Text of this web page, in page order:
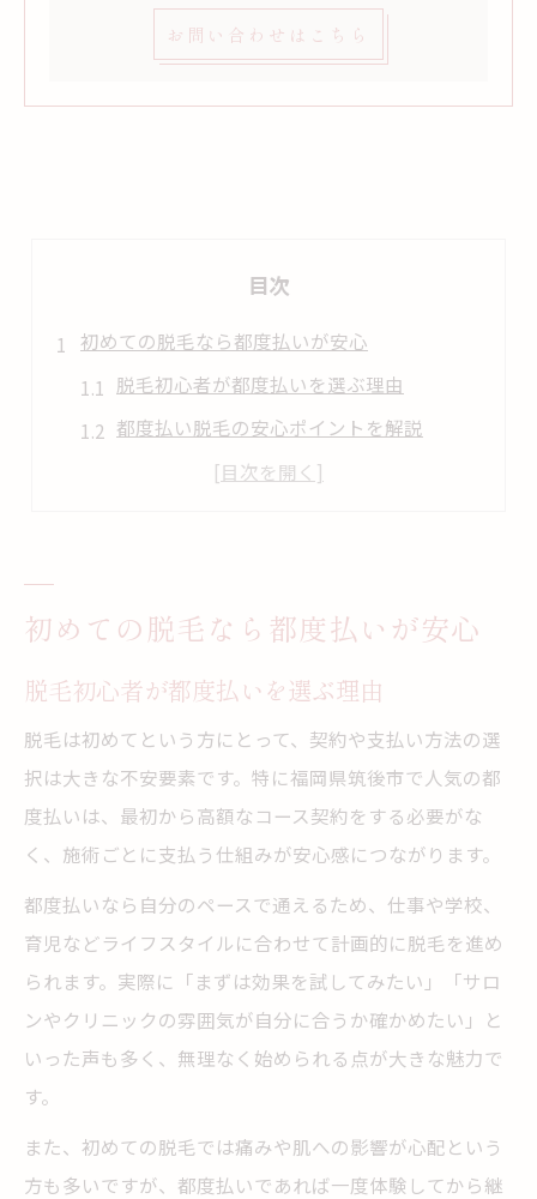
お問い合わせはこちら
目次
初めての脱毛なら都度払いが安心
脱毛初心者が都度払いを選ぶ理由
都度払い脱毛の安心ポイントを解説
初回でも試しやすい脱毛の魅力とは
脱毛を賢く選ぶためのチェックポイント
筑後市で注目の脱毛店選びのポイント
口コミでわかる脱毛サービスの選び方
脱毛選びで後悔しないための工夫とは
都度払い脱毛の比較ポイントを解説
柔軟な都度払い脱毛のメリット徹底解説
都度払い脱毛ならではの柔軟性とは何か
脱毛都度払いのメリットと活用方法
都度払い脱毛で得られる安心感について
コース契約と比較した都度払い脱毛の利点
脱毛の都度払いが向いているケース例
都度払い脱毛で予算管理がしやすい理由
初めての脱毛なら都度払いが安心
脱毛初心者が都度払いを選ぶ理由
脱毛は初めてという方にとって、契約や支払い方法の選
択は大きな不安要素です。特に福岡県筑後市で人気の都
度払いは、最初から高額なコース契約をする必要がな
く、施術ごとに支払う仕組みが安心感につながります。
都度払いなら自分のペースで通えるため、仕事や学校、
育児などライフスタイルに合わせて計画的に脱毛を進め
られます。実際に「まずは効果を試してみたい」「サロ
ンやクリニックの雰囲気が自分に合うか確かめたい」と
いった声も多く、無理なく始められる点が大きな魅力で
す。
また、初めての脱毛では痛みや肌への影響が心配という
方も多いですが、都度払いであれば一度体験してから継